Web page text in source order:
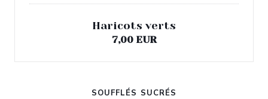
Haricots verts
7,00 EUR
SOUFFLÉS SUCRÉS